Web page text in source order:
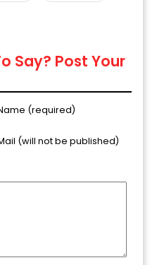
Say? Post Your
(required)
(will not be published)